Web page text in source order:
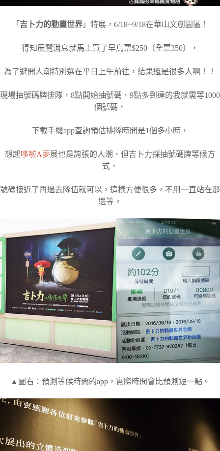
「 吉卜力的動畫世界」特展，6/18~9/18在華山文創園區！
得知展覽消息就馬上買了早鳥票$250（全票350），
為了避開人潮特別選在平日上午前往，結果還是很多人啊！！
現場抽號碼牌排隊，8點開始抽號碼，9點多到達的我就需等1000
個號碼，
下載手機app查詢預估排隊時間是1個多小時，
想起哆啦A夢展也是誇張的人潮，但吉卜力採抽號碼牌等候方
式，
號碼接近了再過去隊伍就可以，這樣方便很多，不用一直站在那
邊等。
▲圖右：預測等候時間的app，實際時間會比預測短一點。